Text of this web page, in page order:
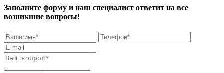
Заполните форму и наш специалист ответит на все
возникшие вопросы!